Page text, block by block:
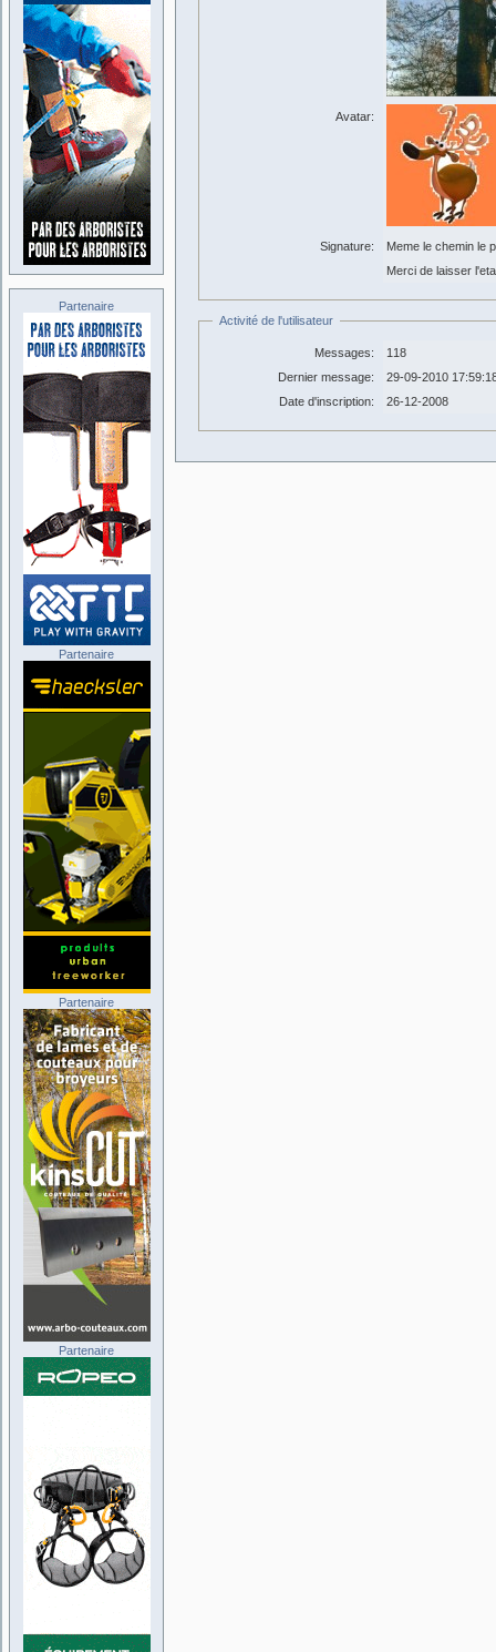
Avatar:
Signature:
Meme le chemin le
Merci de laisser
Activité de l'utilisateur
Messages:
118
Dernier message:
29-09-2010
Date d'inscription:
26-12-2008
Partenaire
Partenaire
Partenaire
Partenaire